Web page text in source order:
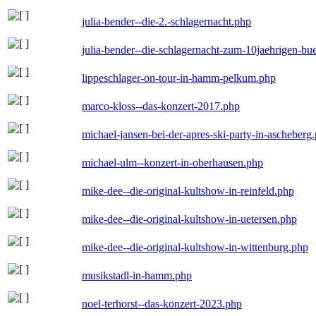
julia-bender--die-2.-schlagernacht.php
julia-bender--die-schlagernacht-zum-10jaehrigen-
lippeschlager-on-tour-in-hamm-pelkum.php
marco-kloss--das-konzert-2017.php
michael-jansen-bei-der-apres-ski-party-in-
michael-ulm--konzert-in-oberhausen.php
mike-dee--die-original-kultshow-in-reinfeld.php
mike-dee--die-original-kultshow-in-uetersen.php
mike-dee--die-original-kultshow-in-wittenburg.php
musikstadl-in-hamm.php
noel-terhorst--das-konzert-2023.php